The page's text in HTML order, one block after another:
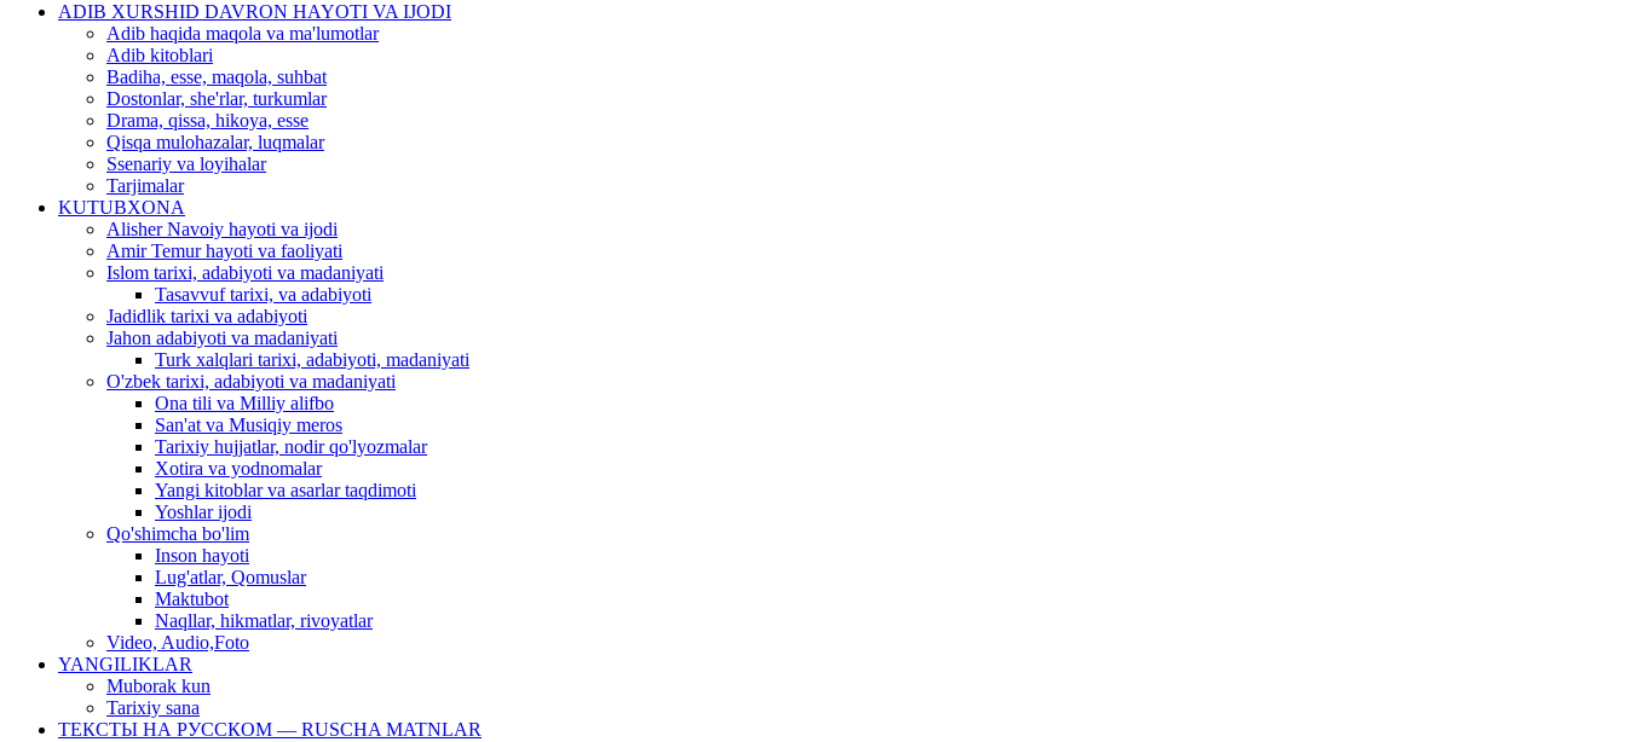
ADIB XURSHID DAVRON HAYOTI VA IJODI
Adib haqida maqola va ma'lumotlar
Adib kitoblari
Badiha, esse, maqola, suhbat
Dostonlar, she'rlar, turkumlar
Drama, qissa, hikoya, esse
Qisqa mulohazalar, luqmalar
Ssenariy va loyihalar
Tarjimalar
KUTUBXONA
Alisher Navoiy hayoti va ijodi
Amir Temur hayoti va faoliyati
Islom tarixi, adabiyoti va madaniyati
Tasavvuf tarixi, va adabiyoti
Jadidlik tarixi va adabiyoti
Jahon adabiyoti va madaniyati
Turk xalqlari tarixi, adabiyoti, madaniyati
O'zbek tarixi, adabiyoti va madaniyati
Ona tili va Milliy alifbo
San'at va Musiqiy meros
Tarixiy hujjatlar, nodir qo'lyozmalar
Xotira va yodnomalar
Yangi kitoblar va asarlar taqdimoti
Yoshlar ijodi
Qo'shimcha bo'lim
Inson hayoti
Lug'atlar, Qomuslar
Maktubot
Naqllar, hikmatlar, rivoyatlar
Video, Audio,Foto
YANGILIKLAR
Muborak kun
Tarixiy sana
ТЕКСТЫ НА РУССКОМ — RUSCHA MATNLAR